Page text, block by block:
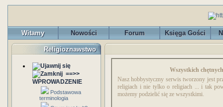
Witamy Nowości Forum Księga Gości
Religioznawstwo
==>>
WPROWADZENIE
Podstawowa
terminologia
Wszystkich
Nasz hobbystyczny serwis tworzony jest
religiach i nie tylko o religiach ... i tak
możemy podzielić się ze wszystkimi.